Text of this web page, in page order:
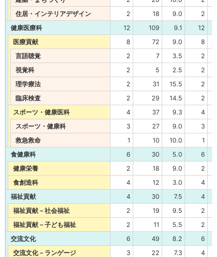
住居・インテリアデザイン
2 18 9.0
2
健康医療科
12 109 9.1
12
医療貢献
8 72 9.0
8
言語聴覚
2 7 3.5
2
視覚科
2 5 2.5
2
理学療法
2 31 15.5
2
臨床検査
2 29 14.5
2
スポーツ・健康医科
4 37 9.3
4
スポーツ・健康科
3 27 9.0
3
救急救命
1 10 10.0
1
食健康科
6 30 5.0
6
健康栄養
2 18 9.0
2
食創造科
4 12 3.0
4
福祉貢献
4 30 7.5
4
福祉貢献－社会福祉
2 19 9.5
2
福祉貢献－子ども福祉
2 11 5.5
2
交流文化
6 49 8.2
6
交流文化－ランゲージ
3 22 7.3
4